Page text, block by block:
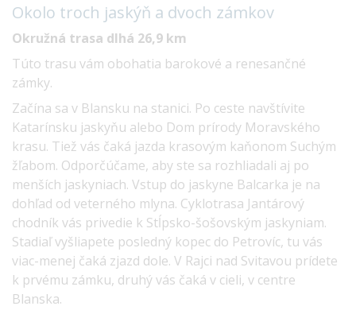
Okolo troch jaskýň a dvoch zámkov
Okružná trasa dlhá 26,9 km
Túto trasu vám obohatia barokové a renesančné
zámky.
Začína sa v Blansku na stanici. Po ceste navštívite
Katarínsku jaskyňu alebo Dom prírody Moravského
krasu. Tiež vás čaká jazda krasovým kaňonom Suchým
žľabom. Odporčúčame, aby ste sa rozhliadali aj po
menších jaskyniach. Vstup do jaskyne Balcarka je na
dohľad od veterného mlyna. Cyklotrasa Jantárový
chodník vás privedie k Stĺpsko-šošovským jaskyniam.
Stadiaľ vyšliapete posledný kopec do Petrovíc, tu vás
viac-menej čaká zjazd dole. V Rajci nad Svitavou prídete
k prvému zámku, druhý vás čaká v cieli, v centre
Blanska.